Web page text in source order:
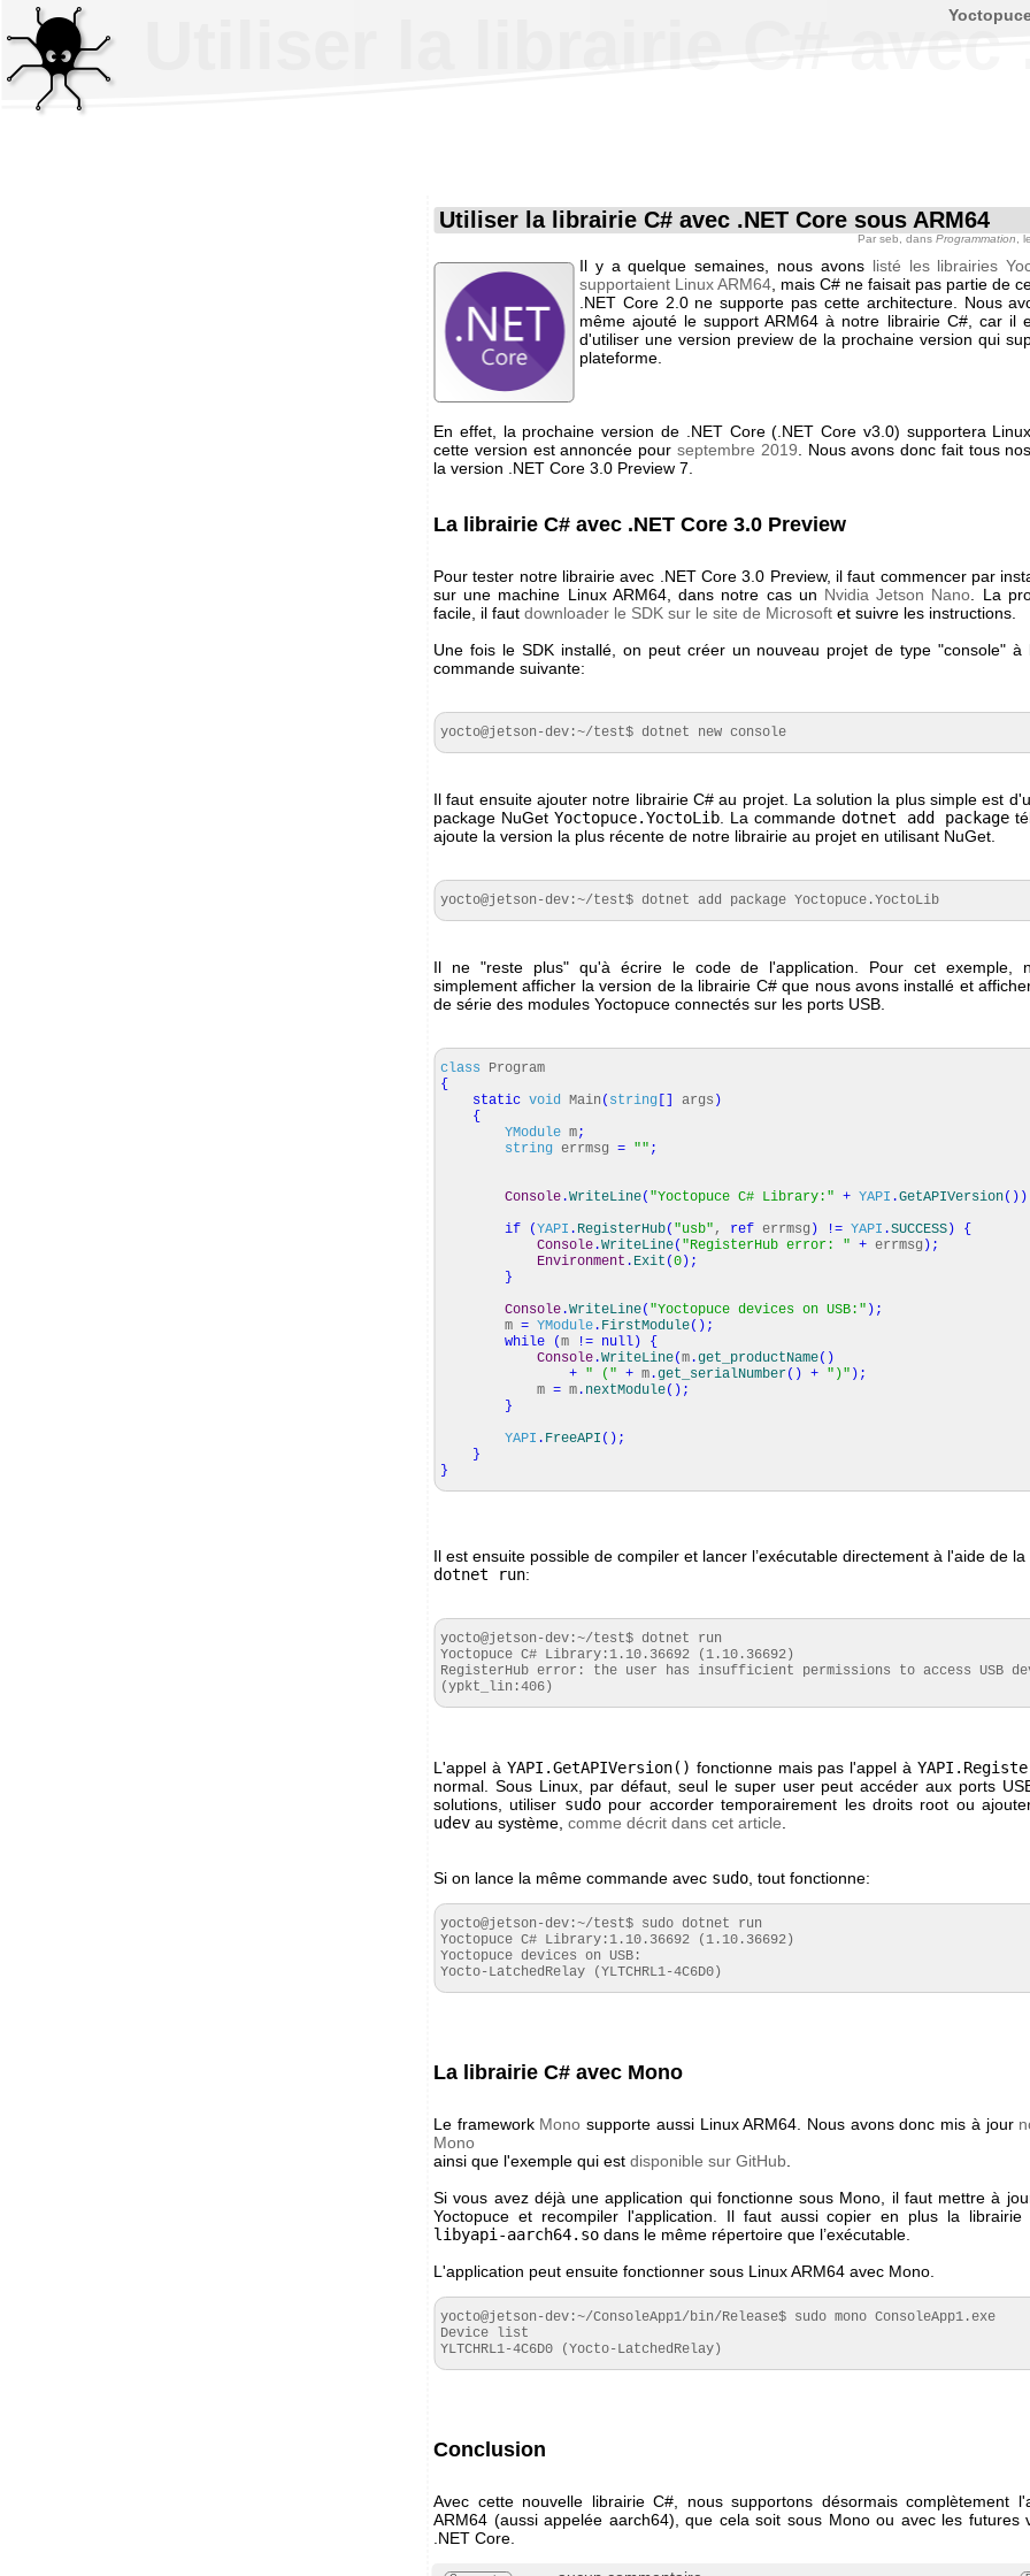
Utiliser la librairie C#
Utiliser la librairie C# avec .NET Core sous ARM64
Par seb , dans Programmation ,
Il y a quelque semaines, nous avons listé les librairies
supportaient Linux ARM64 , mais C# ne faisait pas partie de
.NET Core 2.0 ne supporte pas cette architecture. Nous
même ajouté le support ARM64 à notre librairie C#, car il
d'utiliser une version preview de la prochaine version qui
plateforme.
En effet, la prochaine version de .NET Core (.NET Core v3.0) supportera
cette version est annoncée pour septembre 2019 . Nous avons donc fait tous
la version .NET Core 3.0 Preview 7.
La librairie C# avec .NET Core 3.0 Preview
Pour tester notre librairie avec .NET Core 3.0 Preview, il faut commencer par
sur une machine Linux ARM64, dans notre cas un Nvidia Jetson Nano . La
facile, il faut downloader le SDK sur le site de Microsoft et suivre les instructions.
Une fois le SDK installé, on peut créer un nouveau projet de type "console" à
commande suivante:
yocto@jetson-dev:~/test$ dotnet new console
Il faut ensuite ajouter notre librairie C# au projet. La solution la plus simple est
package NuGet Yoctopuce.YoctoLib . La commande dotnet add package
ajoute la version la plus récente de notre librairie au projet en utilisant NuGet.
yocto@jetson-dev:~/test$ dotnet add package Yoctopuce.YoctoLib
Il ne "reste plus" qu'à écrire le code de l'application. Pour cet exemple,
simplement afficher la version de la librairie C# que nous avons installé et
de série des modules Yoctopuce connectés sur les ports USB.
class Program
{
static void Main ( string args )
{
YModule m;
string errmsg = "" ;
Console .WriteLine( "Yoctopuce C# Library:" + YAPI .GetAPIVersion( ) )
if
(YAPI . RegisterHub( "usb" , ref errmsg ) != YAPI .SUCCESS )
{
Console .WriteLine( "RegisterHub error: " + errmsg ) ;
Environment . Exit (0 ) ;
}
Console .WriteLine( "Yoctopuce devices on USB:" ) ;
m = YModule . FirstModule( ) ;
while
(m != null )
{
Console .WriteLine(m .get_productName( )
+ " (" + m .get_serialNumber( ) + ")" ) ;
m = m . nextModule( ) ;
}
YAPI . FreeAPI ( ) ;
}
}
Il est ensuite possible de compiler et lancer l’exécutable directement à l'aide de
dotnet run:
yocto@jetson-dev:~/test$ dotnet run
Yoctopuce C# Library:1.10.36692 (1.10.36692)
RegisterHub error: the user has insufficient permissions to access USB
(ypkt_lin:406)
L'appel à YAPI.GetAPIVersion() fonctionne mais pas l'appel à
normal. Sous Linux, par défaut, seul le super user peut accéder aux ports
solutions, utiliser sudopour accorder temporairement les droits root ou
udev au système, comme décrit dans cet article
Si on lance la même commande avec sudo , tout fonctionne:
yocto@jetson-dev:~/test$ sudo dotnet run
Yoctopuce C# Library:1.10.36692 (1.10.36692)
Yoctopuce devices on USB:
Yocto-LatchedRelay (YLTCHRL1-4C6D0)
La librairie C# avec Mono
Le framework Mono supporte aussi Linux ARM64. Nous avons donc mis à jour
Mono
ainsi que l'exemple qui est disponible sur GitHub
Si vous avez déjà une application qui fonctionne sous Mono, il faut mettre à
Yoctopuce et recompiler l'application. Il faut aussi copier en plus la librairie
libyapi-aarch64.so dans le même répertoire que l’exécutable.
L'application peut ensuite fonctionner sous Linux ARM64 avec Mono.
yocto@jetson-dev:~/ConsoleApp1/bin/Release$ sudo mono ConsoleApp1.exe
Device list
YLTCHRL1-4C6D0 (Yocto-LatchedRelay)
Conclusion
Avec cette nouvelle librairie C#, nous supportons désormais complètement
ARM64 (aussi appelée aarch64), que cela soit sous Mono ou avec les futures
.NET Core.